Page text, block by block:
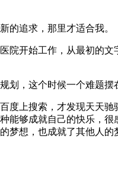
的追求，那里才适合我。
开始工作，从最初的
，这个时候一个难题
度上搜索，才发现天天
能够成就自己的快乐，
梦想，也成就了其他人的